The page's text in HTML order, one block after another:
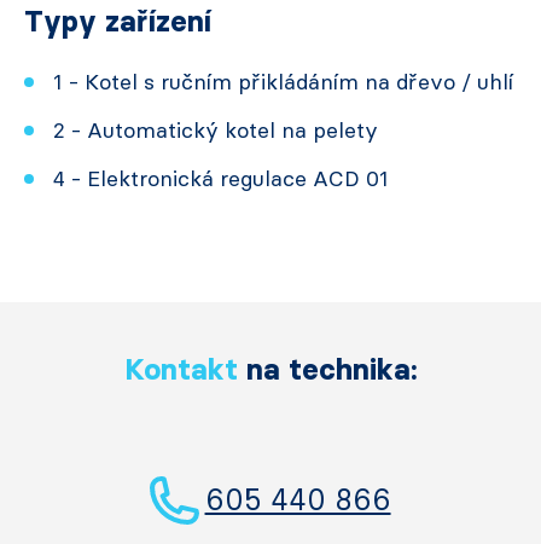
Typy zařízení
1 - Kotel s ručním přikládáním na dřevo / uhlí
2 - Automatický kotel na pelety
4 - Elektronická regulace ACD 01
Kontakt na technika:
605 440 866